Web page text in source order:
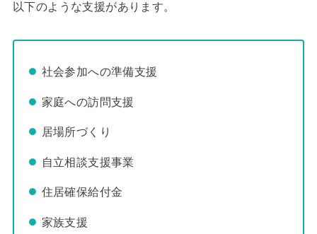
以下のような支援があります。
社会参加への準備支援
家庭への訪問支援
居場所づくり
自立相談支援事業
住居確保給付金
家族支援